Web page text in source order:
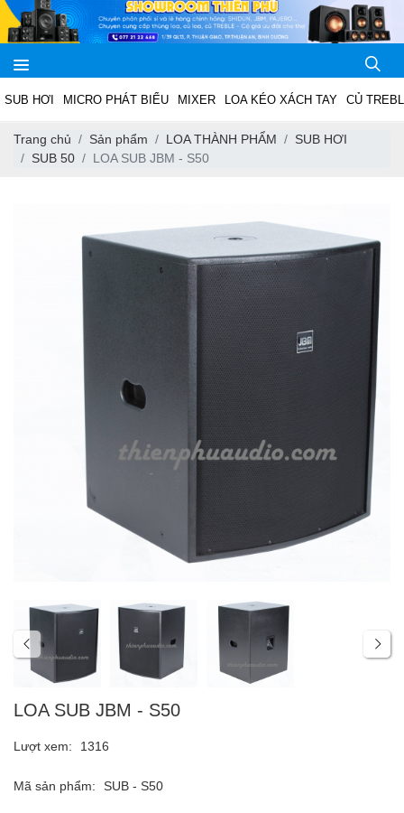
SUB HƠI MICRO PHÁT BIỂU MIXER LOA KÉO XÁCH TAY CỦ
Trang chủ Sản phẩm LOA THÀNH PHẨM
SUB HƠI
SUB 50
LOA SUB JBM - S50
LOA SUB JBM - S50
Lượt xem: 1316
Mã sản phẩm: SUB - S50